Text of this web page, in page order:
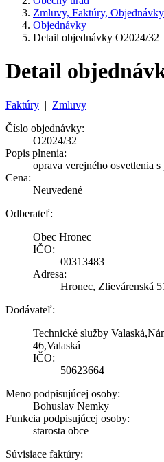
Zmluvy, Faktúry, Objednávky
Objednávky
Detail objednávky O2024/32
Detail
Faktúry | Zmluvy
Číslo objednávky:
O2024/32
Popis plnenia:
oprava verejného osvetlenia s
Cena:
Neuvedené
Odberateľ:
Obec Hronec
IČO:
00313483
Adresa:
Hronec, Zlievárenská
Dodávateľ:
Technické služby
46,Valaská
IČO:
50623664
Meno podpisujúcej osoby:
Bohuslav Nemky
Funkcia podpisujúcej osoby:
starosta obce
Súvisiace faktúry: